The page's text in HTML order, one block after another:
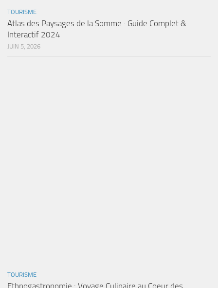
TOURISME
Atlas des Paysages de la Somme : Guide Complet &
Interactif 2024
JUIN 5, 2026
TOURISME